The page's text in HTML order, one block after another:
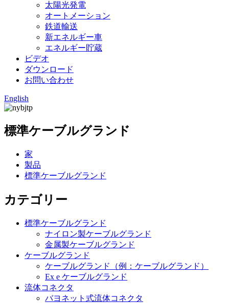
太陽光発電
オートメーション
鉄道輸送
新エネルギー車
エネルギー貯蔵
ビデオ
ダウンロード
お問い合わせ
English
標準ケーブルグランド
家
製品
標準ケーブルグランド
カテゴリー
標準ケーブルグランド
ナイロン製ケーブルグランド
金属製ケーブルグランド
ケーブルグランド
ケーブルグランド（例：ケーブルグランド）
Ex e ケーブルグランド
流体コネクタ
バヨネット式流体コネクタ